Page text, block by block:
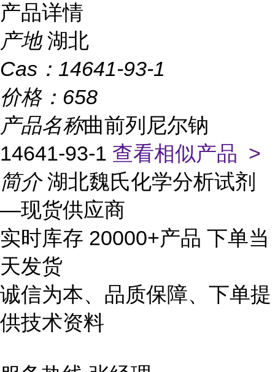
产品详情
产地 湖北
Cas： 14641-93-1
价格： 658
产品名称曲前列尼尔钠
14641-93-1 查看相似产品 >
简介 湖北魏氏化学分析试剂
—现货供应商
实时库存 20000+产品 下单当
天发货
诚信为本、品质保障、下单提
供技术资料